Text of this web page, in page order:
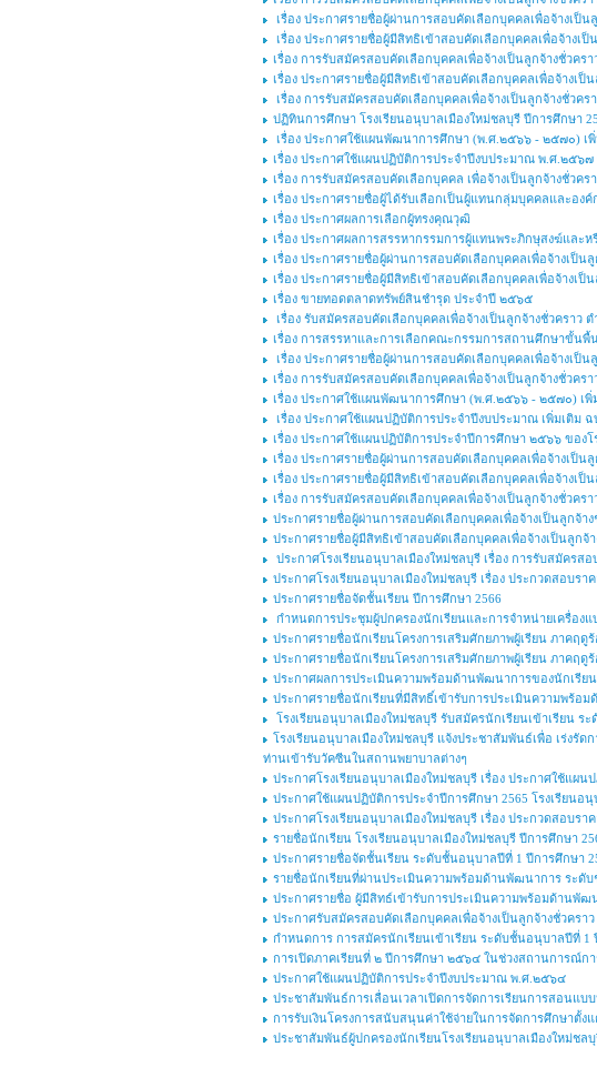
เรื่อง ประกาศรายชื่อผู้ผ่านการสอบคัดเลือกบุคคลเพื่อจ้างเป็น
เรื่อง ประกาศรายชื่อผู้มีสิทธิเข้าสอบคัดเลือกบุคคลเพื่อจ้างเป็
เรื่อง การรับสมัครสอบคัดเลือกบุคคลเพื่อจ้างเป็นลูกจ้างชั่วคร
เรื่อง ประกาศรายชื่อผู้มีสิทธิเข้าสอบคัดเลือกบุคคลเพื่อจ้างเป็
เรื่อง การรับสมัครสอบคัดเลือกบุคคลเพื่อจ้างเป็นลูกจ้างชั่วคร
ปฏิทินการศึกษา โรงเรียนอนุบาลเมืองใหม่ชลบุรี ปีการศึกษา
เรื่อง ประกาศใช้แผนพัฒนาการศึกษา (พ.ศ.๒๕๖๖ - ๒๕๗๐) เ
เรื่อง ประกาศใช้แผนปฏิบัติการประจำปีงบประมาณ พ.ศ.๒๕๖๗
เรื่อง การรับสมัครสอบคัดเลือกบุคคล เพื่อจ้างเป็นลูกจ้างชั่วค
เรื่อง ประกาศรายชื่อผู้ได้รับเลือกเป็นผู้แทนกลุ่มบุคคลและองค์
เรื่อง ประกาศผลการเลือกผู้ทรงคุณวุฒิ
เรื่อง ประกาศผลการสรรหากรรมการผู้แทนพระภิกษุสงฆ์แล
เรื่อง ประกาศรายชื่อผู้ผ่านการสอบคัดเลือกบุคคลเพื่อจ้างเป็น
เรื่อง ประกาศรายชื่อผู้มีสิทธิเข้าสอบคัดเลือกบุคคลเพื่อจ้างเป็
เรื่อง ขายทอดตลาดทรัพย์สินชำรุด ประจำปี ๒๕๖๕
เรื่อง รับสมัครสอบคัดเลือกบุคคลเพื่อจ้างเป็นลูกจ้างชั่วคราว
เรื่อง การสรรหาและการเลือกคณะกรรมการสถานศึกษาขั้นพื้
เรื่อง ประกาศรายชื่อผู้ผ่านการสอบคัดเลือกบุคคลเพื่อจ้างเ
เรื่อง การรับสมัครสอบคัดเลือกบุคคลเพื่อจ้างเป็นลูกจ้างชั่วค
เรื่อง ประกาศใช้แผนพัฒนาการศึกษา (พ.ศ.๒๕๖๖ - ๒๕๗๐) เพิ่
เรื่อง ประกาศใช้แผนปฏิบัติการประจำปีงบประมาณ เพิ่มเติม
เรื่อง ประกาศใช้แผนปฏิบัติการประจำปีการศึกษา ๒๕๖๖ ของโ
เรื่อง ประกาศรายชื่อผู้ผ่านการสอบคัดเลือกบุคคลเพื่อจ้างเป็
เรื่อง ประกาศรายชื่อผู้มีสิทธิเข้าสอบคัดเลือกบุคคลเพื่อจ้างเ
เรื่อง การรับสมัครสอบคัดเลือกบุคคลเพื่อจ้างเป็นลูกจ้างชั่วค
ประกาศรายชื่อผู้ผ่านการสอบคัดเลือกบุคคลเพื่อจ้างเป็นลูกจ้า
ประกาศรายชื่อผู้มีสิทธิเข้าสอบคัดเลือกบุคคลเพื่อจ้างเป็นลูกจ้
ประกาศโรงเรียนอนุบาลเมืองใหม่ชลบุรี เรื่อง การรับสมัครส
ประกาศโรงเรียนอนุบาลเมืองใหม่ชลบุรี เรื่อง ประกวดสอบร
ประกาศรายชื่อจัดชั้นเรียน ปีการศึกษา 2566
กำหนดการประชุมผู้ปกครองนักเรียนและการจำหน่ายเครื่องแ
ประกาศรายชื่อนักเรียนโครงการเสริมศักยภาพผู้เรียน ภาคฤ
ประกาศรายชื่อนักเรียนโครงการเสริมศักยภาพผู้เรียน ภาคฤ
ประกาศผลการประเมินความพร้อมด้านพัฒนาการของนักเรี
ประกาศรายชื่อนักเรียนที่มีสิทธิ์เข้ารับการประเมินความพร้อ
โรงเรียนอนุบาลเมืองใหม่ชลบุรี รับสมัครนักเรียนเข้าเรียน
โรงเรียนอนุบาลเมืองใหม่ชลบุรี แจ้งประชาสัมพันธ์เพื่อ เร่งรั
ท่านเข้ารับวัคซีนในสถานพยาบาลต่างๆ
ประกาศโรงเรียนอนุบาลเมืองใหม่ชลบุรี เรื่อง ประกาศใช้แผ
ประกาศใช้แผนปฏิบัติการประจำปีการศึกษา 2565 โรงเรียนอนุ
ประกาศโรงเรียนอนุบาลเมืองใหม่ชลบุรี เรื่อง ประกวดสอบร
รายชื่อนักเรียน โรงเรียนอนุบาลเมืองใหม่ชลบุรี ปีการศึกษา
ประกาศรายชื่อจัดชั้นเรียน ระดับชั้นอนุบาลปีที่ 1 ปีการศึกษา
รายชื่อนักเรียนที่ผ่านประเมินความพร้อมด้านพัฒนาการ ระดั
ประกาศรายชื่อ ผู้มีสิทธ์เข้ารับการประเมินความพร้อมด้านพั
ประกาศรับสมัครสอบคัดเลือกบุคคลเพื่อจ้างเป็นลูกจ้างชั่วครา
กำหนดการ การสมัครนักเรียนเข้าเรียน ระดับชั้นอนุบาลปีที่ 1
การเปิดภาคเรียนที่ ๒ ปีการศึกษา ๒๕๖๔ ในช่วงสถานการณ์ก
ประกาศใช้แผนปฏิบัติการประจำปีงบประมาณ พ.ศ.๒๕๖๔
ประชาสัมพันธ์การเลื่อนเวลาเปิดการจัดการเรียนการสอนแบ
การรับเงินโครงการสนับสนุนค่าใช้จ่ายในการจัดการศึกษาตั้
ประชาสัมพันธ์ผู้ปกครองนักเรียนโรงเรียนอนุบาลเมืองใหม่ชล